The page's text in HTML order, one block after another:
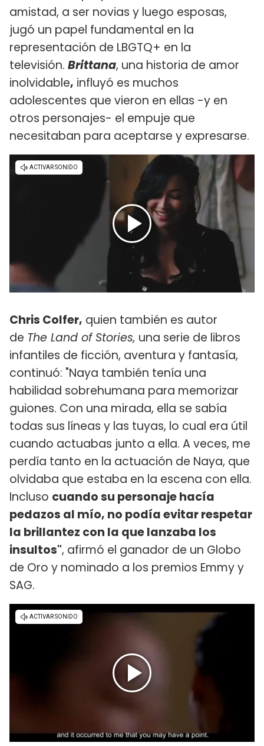
amistad, a ser novias y luego esposas,
jugó un papel fundamental en la
representación de LBGTQ+ en la
televisión. Brittana, una historia de amor
inolvidable, influyó es muchos
adolescentes que vieron en ellas -y en
otros personajes- el empuje que
necesitaban para aceptarse y expresarse.
Chris Colfer, quien también es autor
de The Land of Stories, una serie de libros
infantiles de ficción, aventura y fantasía,
continuó: "Naya también tenía una
habilidad sobrehumana para memorizar
guiones. Con una mirada, ella se sabía
todas sus líneas y las tuyas, lo cual era útil
cuando actuabas junto a ella. A veces, me
perdía tanto en la actuación de Naya, que
olvidaba que estaba en la escena con ella.
Incluso cuando su personaje hacía
pedazos al mío, no podía evitar respetar
la brillantez con la que lanzaba los
insultos", afirmó el ganador de un Globo
de Oro y nominado a los premios Emmy y
SAG.